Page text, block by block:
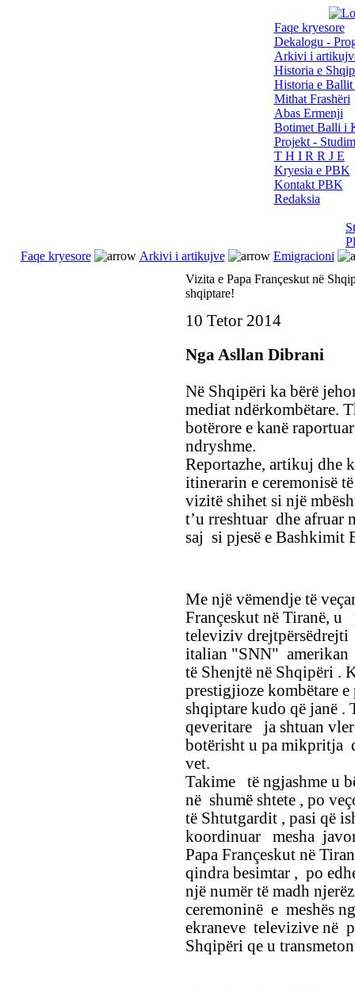
Faqe kryesore
Dekalogu -
Arkivi i
Historia e
Historia e Ballit
Mithat Frashëri
Abas Ermenji
Botimet Balli i
Projekt -
T H I R R J E
Kryesia e PBK
Kontakt PBK
Redaksia
Faqe kryesore
Arkivi i artikujve
Emigracioni
Vizita e Papa Françeskut në
shqiptare!
10 Tetor 2014
Nga Asllan Dibrani
Në Shqipëri ka bërë
mediat ndërkombëtare.
botërore e kanë
ndryshme.
Reportazhe, artikuj dhe
itinerarin e ceremonisë
vizitë shihet si një
t’u rreshtuar dhe afruar
saj si pjesë e Bashkimit
Me një vëmendje të
Françeskut në Tiranë, u
televiziv
italian "SNN"
të Shenjtë në Shqipëri .
prestigjioze kombëtare
shqiptare kudo që janë
qeveritare ja shtuan
botërisht u pa mikpritja
vet.
Takime të ngjashme u
në shumë shtete , po
të Shtutgardit , pasi që
koordinuar mesha
Papa Françeskut në
qindra besimtar , po
një numër të madh
ceremoninë e meshës
ekraneve televizive në
Shqipëri qe u